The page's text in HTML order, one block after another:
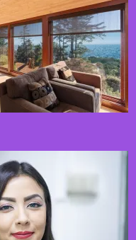
2026-08-01
Kaip miegamojo
atmosfera veikia odos
senėjimą?
2026-06-01